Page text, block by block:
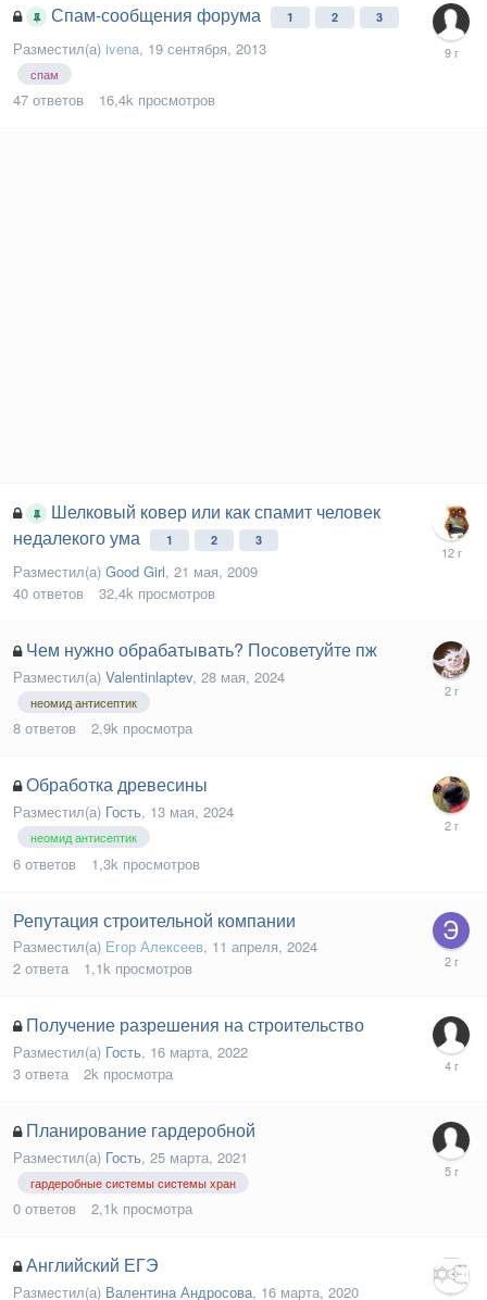
Спам-сообщения форума 1 2 3
Разместил(а) ivena, 19 сентября, 2013
спам
47 ответов 16,4k просмотров
Шелковый ковер или как спамит человек
недалекого ума
1 2 3
Разместил(а) Good Girl, 21 мая, 2009
40 ответов 32,4k просмотров
Чем нужно обрабатывать? Посоветуйте пж
Разместил(а) Valentinlaptev, 28 мая, 2024
неомид антисептик
8 ответов 2,9k просмотра
Обработка древесины
Разместил(а) Гость, 13 мая, 2024
неомид антисептик
6 ответов 1,3k просмотров
Репутация строительной компании
Разместил(а) Егор Алексеев, 11 апреля, 2024
2 ответа 1,1k просмотров
Получение разрешения на строительство
Разместил(а) Гость, 16 марта, 2022
3 ответа 2k просмотра
Планирование гардеробной
Разместил(а) Гость, 25 марта, 2021
гардеробные системы системы хран
0 ответов 2,1k просмотра
Английский ЕГЭ
Разместил(а) Валентина Андросова, 16 марта, 2020